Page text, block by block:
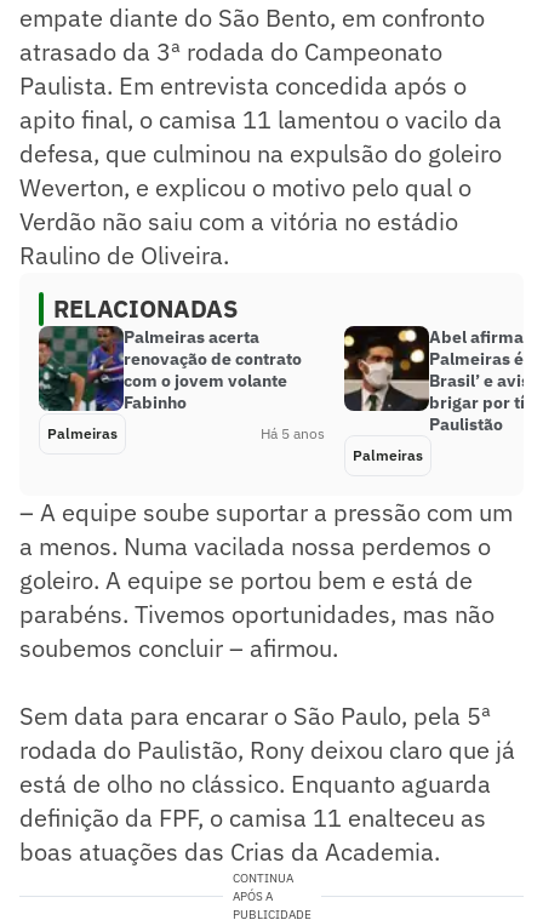
empate diante do São Bento, em confronto
atrasado da 3ª rodada do Campeonato
Paulista. Em entrevista concedida após o
apito final, o camisa 11 lamentou o vacilo da
defesa, que culminou na expulsão do goleiro
Weverton, e explicou o motivo pelo qual o
Verdão não saiu com a vitória no estádio
Raulino de Oliveira.
RELACIONADAS
Palmeiras acerta
renovação de contrato
com o jovem volante
Fabinho
Palmeiras Há 5 anos
Abel afirma
Palmeiras é
Brasil’ e
brigar por
Paulistão
Palmeiras
– A equipe soube suportar a pressão com um
a menos. Numa vacilada nossa perdemos o
goleiro. A equipe se portou bem e está de
parabéns. Tivemos oportunidades, mas não
soubemos concluir – afirmou.
Sem data para encarar o São Paulo, pela 5ª
rodada do Paulistão, Rony deixou claro que já
está de olho no clássico. Enquanto aguarda
definição da FPF, o camisa 11 enalteceu as
boas atuações das Crias da Academia.
CONTINUA
APÓS A
PUBLICIDADE